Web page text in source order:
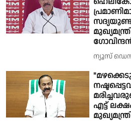
ന്യൂസ്
എട്ട്